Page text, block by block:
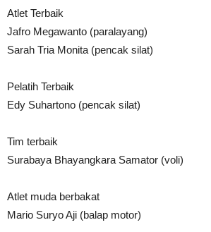
Atlet Terbaik
Jafro Megawanto (paralayang)
Sarah Tria Monita (pencak silat)
Pelatih Terbaik
Edy Suhartono (pencak silat)
Tim terbaik
Surabaya Bhayangkara Samator (voli)
Atlet muda berbakat
Mario Suryo Aji (balap motor)